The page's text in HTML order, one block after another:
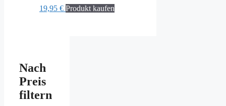
19,95 € Produkt kaufen
Nach
Preis
filtern